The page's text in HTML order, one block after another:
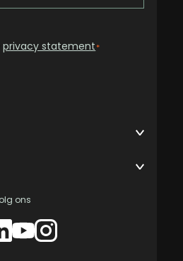
privacy statement*
ons